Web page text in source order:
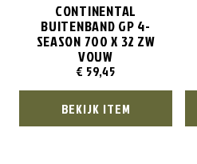
CONTINENTAL
BUITENBAND GP 4-
SEASON 700 X 32 ZW
VOUW
€ 59,45
BEKIJK ITEM